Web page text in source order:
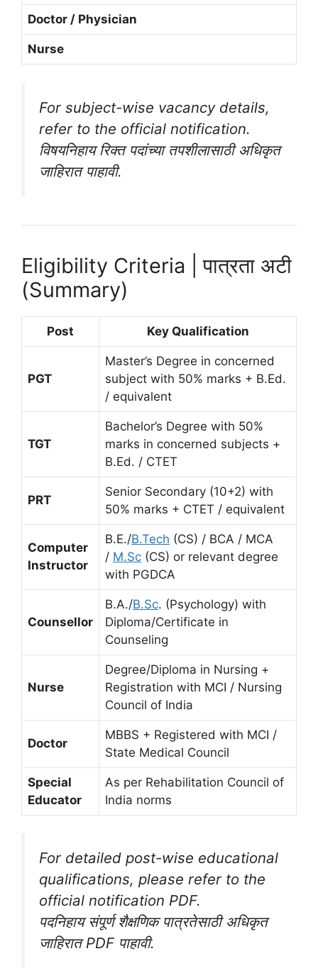
Doctor / Physician
Nurse
For subject-wise vacancy details,
refer to the official notification.
विषयनिहाय रिक्त पदांच्या तपशीलासाठी अधिकृत
जाहिरात पाहावी.
Eligibility Criteria | पात्रता अटी
(Summary)
Post Key Qualification
PGT
Master’s Degree in concerned
subject with 50% marks + B.Ed.
/ equivalent
TGT
Bachelor’s Degree with 50%
marks in concerned subjects +
B.Ed. / CTET
PRT
Senior Secondary (10+2) with
50% marks + CTET / equivalent
Computer
Instructor
B.E./B.Tech (CS) / BCA / MCA
/ M.Sc (CS) or relevant degree
with PGDCA
Counsellor
B.A./B.Sc. (Psychology) with
Diploma/Certificate in
Counseling
Nurse
Degree/Diploma in Nursing +
Registration with MCI / Nursing
Council of India
Doctor
MBBS + Registered with MCI /
State Medical Council
Special
Educator
As per Rehabilitation Council of
India norms
For detailed post-wise educational
qualifications, please refer to the
official notification PDF.
पदनिहाय संपूर्ण शैक्षणिक पात्रतेसाठी अधिकृत
जाहिरात PDF पाहावी.